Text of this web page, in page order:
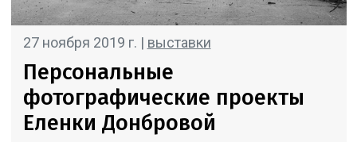
27 ноября 2019 г. | выставки
Персональные
фотографические проекты
Еленки Донбровой